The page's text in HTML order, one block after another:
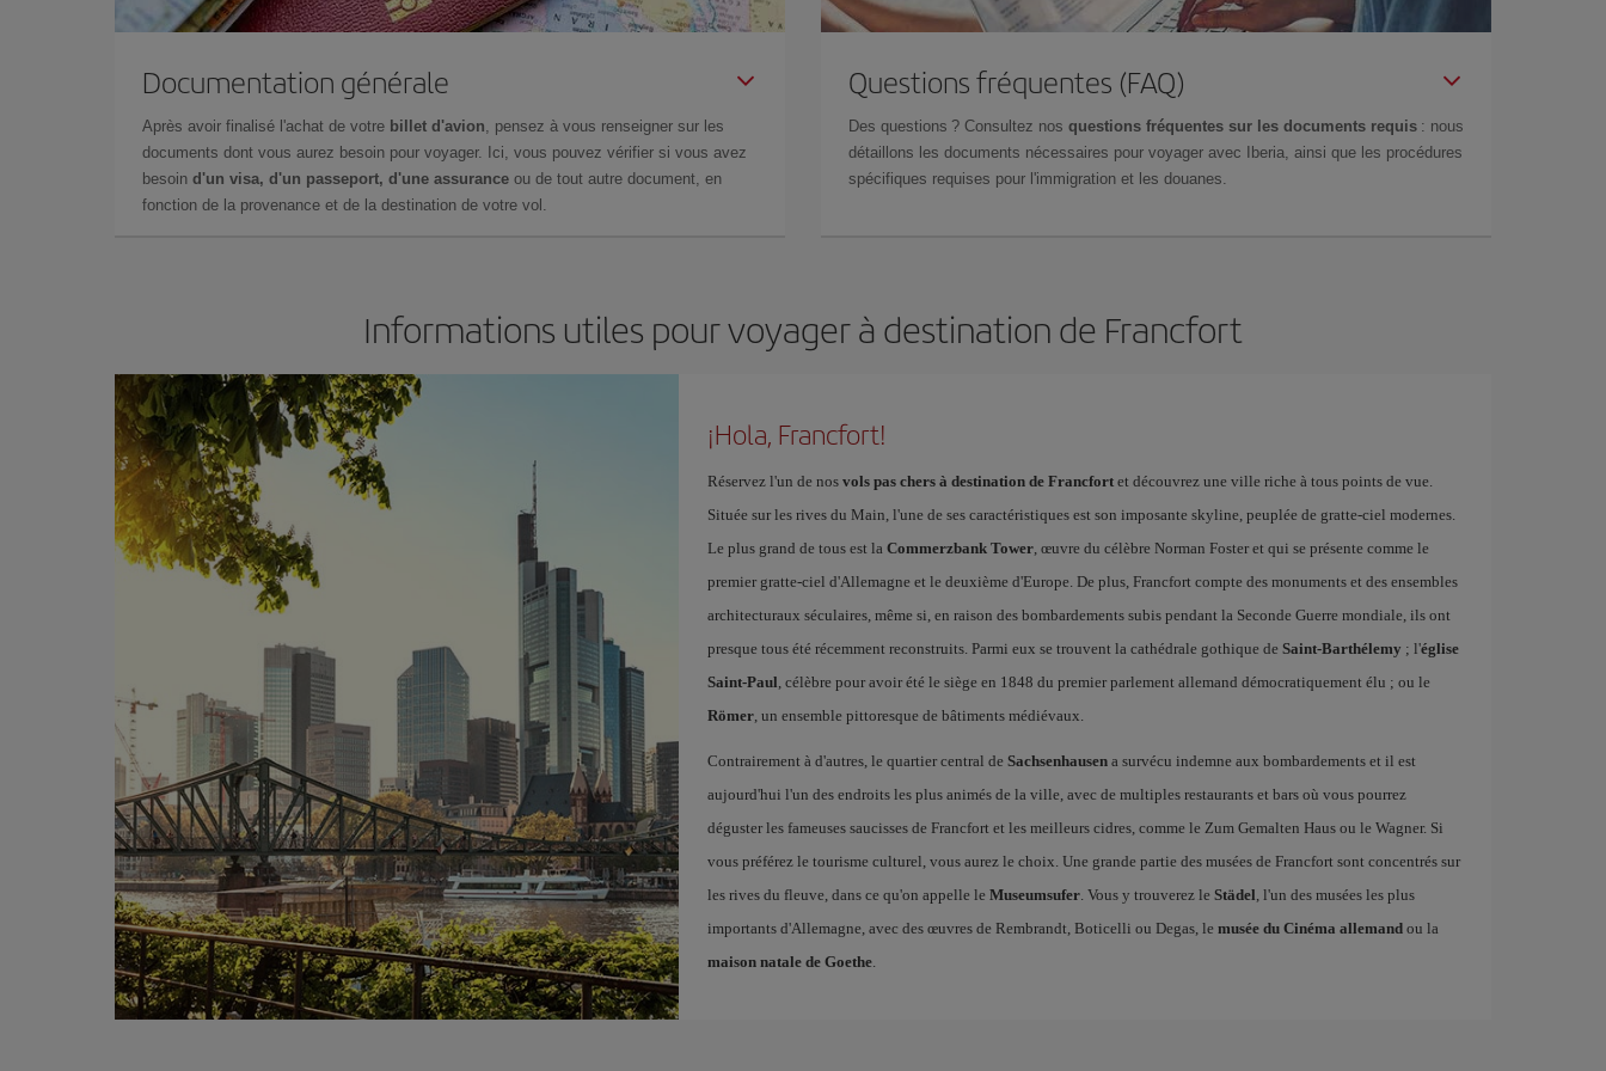
Documentation générale
Après avoir finalisé l'achat de votre billet d'avion, pensez à vous renseigner sur les
documents dont vous aurez besoin pour voyager. Ici, vous pouvez vérifier si vous avez
besoin d'un visa, d'un passeport, d'une assurance ou de tout autre document, en
fonction de la provenance et de la destination de votre vol.
Questions fréquentes (FAQ)
Des questions ? Consultez nos questions fréquentes sur les documents requis : nous
détaillons les documents nécessaires pour voyager avec Iberia, ainsi que les procédures
spécifiques requises pour l'immigration et les douanes.
Informations utiles pour voyager à destination de Francfort
¡Hola, Francfort!
Réservez l'un de nos vols pas chers à destination de Francfortet découvrez une ville riche à tous points de vue.
Située sur les rives du Main, l'une de ses caractéristiques est son imposante skyline, peuplée de gratte-ciel modernes.
Le plus grand de tous est la Commerzbank Tower, œuvre du célèbre Norman Foster et qui se présente comme le
premier gratte-ciel d'Allemagne et le deuxième d'Europe. De plus, Francfort compte des monuments et des ensembles
architecturaux séculaires, même si, en raison des bombardements subis pendant la Seconde Guerre mondiale, ils ont
presque tous été récemment reconstruits. Parmi eux se trouvent la cathédrale gothique de Saint-Barthélemy ; l'église
Saint-Paul, célèbre pour avoir été le siège en 1848 du premier parlement allemand démocratiquement élu ; ou le
Römer, un ensemble pittoresque de bâtiments médiévaux.
Contrairement à d'autres, le quartier central de Sachsenhausena survécu indemne aux bombardements et il est
aujourd'hui l'un des endroits les plus animés de la ville, avec de multiples restaurants et bars où vous pourrez
déguster les fameuses saucisses de Francfort et les meilleurs cidres, comme le Zum Gemalten Haus ou le Wagner. Si
vous préférez le tourisme culturel, vous aurez le choix. Une grande partie des musées de Francfort sont concentrés sur
les rives du fleuve, dans ce qu'on appelle le Museumsufer. Vous y trouverez le Städel, l'un des musées les plus
importants d'Allemagne, avec des œuvres de Rembrandt, Boticelli ou Degas, le musée du Cinéma allemandou la
maison natale de Goethe.